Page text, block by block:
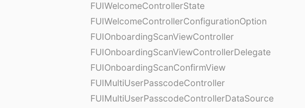
FUIWelcomeControllerState
FUIWelcomeControllerConfigurationOption
FUIOnboardingScanViewController
FUIOnboardingScanViewControllerDelegate
FUIOnboardingScanConfirmView
FUIMultiUserPasscodeController
FUIMultiUserPasscodeControllerDataSource